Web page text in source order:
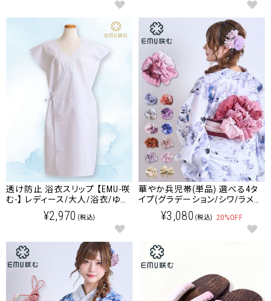
透け防止 浴衣スリップ 【EMU-咲
む-】 レディース/大人/浴衣/ゆか
た [M便 6/6]【メール便可】
¥2,970 (税込)
華やか兵児帯(単品) 選べる4タ
イプ(グラデーション/シワ/ラメ入
り/レース)【EMU-咲む-】 レディー
ス/大人/浴衣/ゆかた
¥3,080 (税込) 20%OFF
クーポンコードをコピーしました。
ショッピングカート画面にてご入力ください。
クーポンのご利用には会員登録が必要となります。